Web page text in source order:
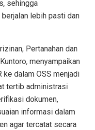
sehingga
lebih pasti dan
Pertanahan dan
menyampaikan
ke dalam OSS menjadi
tertib administrasi
dokumen,
informasi dalam
agar tercatat secara